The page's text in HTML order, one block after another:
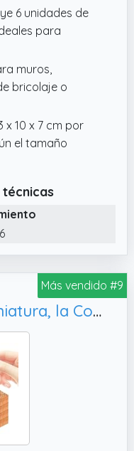
6 unidades de
para
muros,
bricolaje o
10 x 7 cm por
el tamaño
Más vendido #9
HSUYUN Ladrillos Miniatura, la Construcción de Modelos